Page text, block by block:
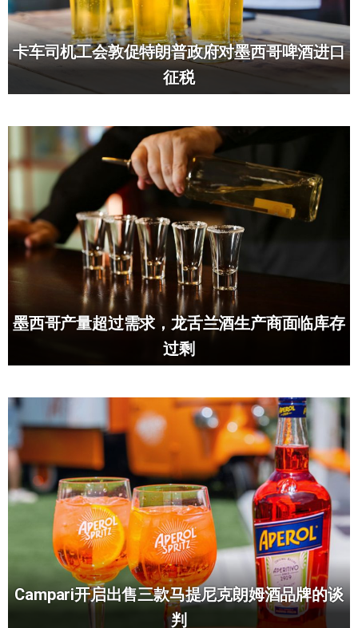
卡车司机工会敦促特朗普政府对墨西哥啤酒进口
征税
墨西哥产量超过需求，龙舌兰酒生产商面临库存
过剩
Campari开启出售三款马提尼克朗姆酒品牌的谈
判